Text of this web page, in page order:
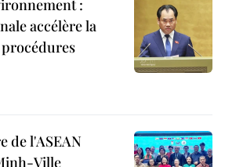
:
accélère la
de l'ASEAN
Ville